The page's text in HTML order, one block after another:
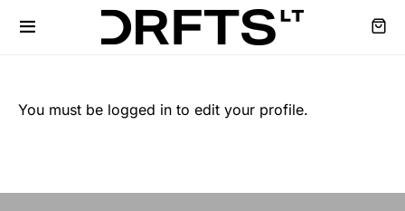
You must be logged in to edit your profile.